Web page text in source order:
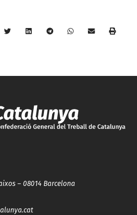
– 08014 Barcelona